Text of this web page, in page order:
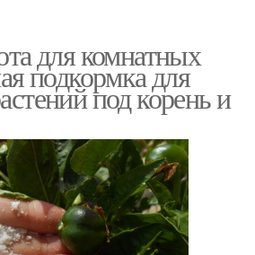
Кислота для
увеличения
Кислоты в саду
для комнатных
подкормка для
под корень и